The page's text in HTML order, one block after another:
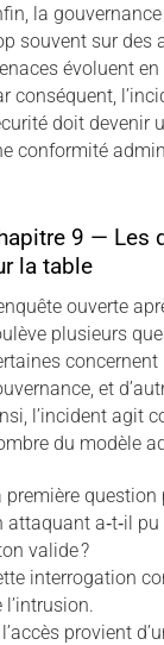
la
souvent sur des
évoluent
conséquent,
doit devenir
conformité
9 — Les
la table
ouverte
plusieurs
concernent
et
l’incident agit
du modèle
première question
attaquant a‑t‑il
valide ?
interrogation
l’intrusion.
provient